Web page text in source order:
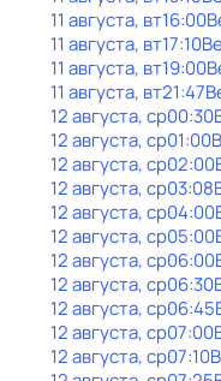
11 августа, вт16:00
11 августа, вт17:10
11 августа, вт19:00
11 августа, вт21:47
12 августа, ср00:30
12 августа, ср01:00
12 августа, ср02:00
12 августа, ср03:08
12 августа, ср04:00
12 августа, ср05:00
12 августа, ср06:00
12 августа, ср06:30
12 августа, ср06:45
12 августа, ср07:00
12 августа, ср07:10